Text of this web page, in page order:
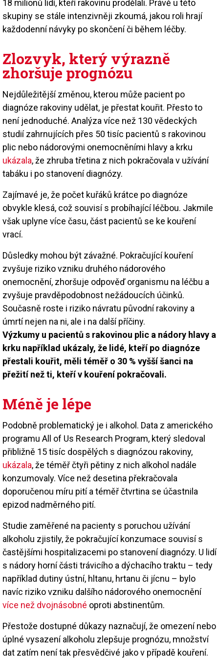
18 milionů lidí, kteří rakovinu prodělali. Právě u této
skupiny se stále intenzivněji zkoumá, jakou roli hrají
každodenní návyky po skončení či během léčby.
Zlozvyk, který výrazně
zhoršuje prognózu
Nejdůležitější změnou, kterou může pacient po
diagnóze rakoviny udělat, je přestat kouřit. Přesto to
není jednoduché. Analýza více než 130 vědeckých
studií zahrnujících přes 50 tisíc pacientů s rakovinou
plic nebo nádorovými onemocněními hlavy a krku
ukázala, že zhruba třetina z nich pokračovala v užívání
tabáku i po stanovení diagnózy.
Zajímavé je, že počet kuřáků krátce po diagnóze
obvykle klesá, což souvisí s probíhající léčbou. Jakmile
však uplyne více času, část pacientů se ke kouření
vrací.
Důsledky mohou být závažné. Pokračující kouření
zvyšuje riziko vzniku druhého nádorového
onemocnění, zhoršuje odpověď organismu na léčbu a
zvyšuje pravděpodobnost nežádoucích účinků.
Současně roste i riziko návratu původní rakoviny a
úmrtí nejen na ni, ale i na další příčiny.
Výzkumy u pacientů s rakovinou plic a nádory hlavy a
krku například ukázaly, že lidé, kteří po diagnóze
přestali kouřit, měli téměř o 30 % vyšší šanci na
přežití než ti, kteří v kouření pokračovali.
Méně je lépe
Podobně problematický je i alkohol. Data z amerického
programu All of Us Research Program, který sledoval
přibližně 15 tisíc dospělých s diagnózou rakoviny,
ukázala, že téměř čtyři pětiny z nich alkohol nadále
konzumovaly. Více než desetina překračovala
doporučenou míru pití a téměř čtvrtina se účastnila
epizod nadměrného pití.
Studie zaměřené na pacienty s poruchou užívání
alkoholu zjistily, že pokračující konzumace souvisí s
častějšími hospitalizacemi po stanovení diagnózy. U lidí
s nádory horní části trávicího a dýchacího traktu – tedy
například dutiny ústní, hltanu, hrtanu či jícnu – bylo
navíc riziko vzniku dalšího nádorového onemocnění
více než dvojnásobné oproti abstinentům.
Přestože dostupné důkazy naznačují, že omezení nebo
úplné vysazení alkoholu zlepšuje prognózu, množství
dat zatím není tak přesvědčivé jako v případě kouření.